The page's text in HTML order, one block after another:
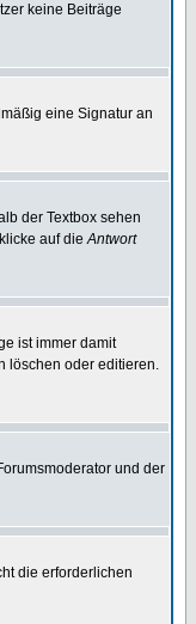
keine Beiträge
eine Signatur an
der Textbox sehen
auf dieAntwort
ist immer damit
löschen oder editieren.
und der
die erforderlichen